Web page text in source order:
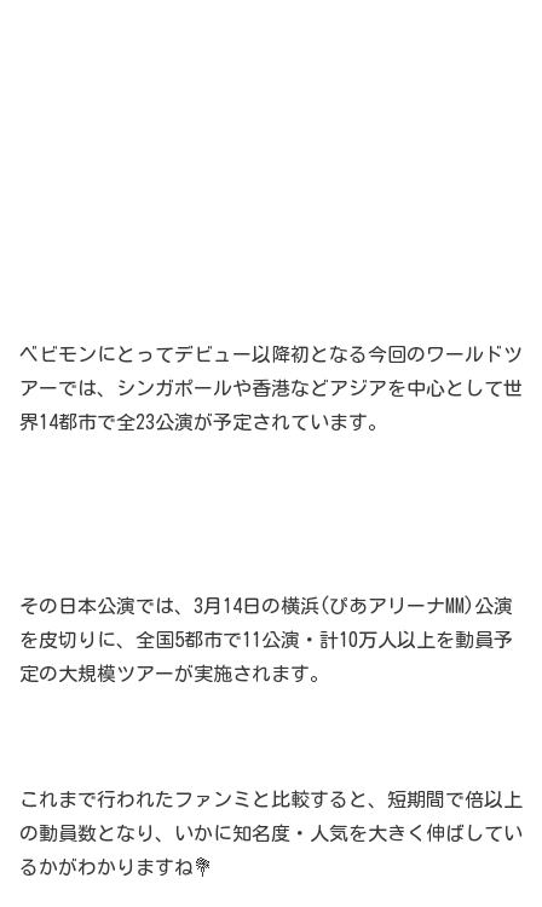
ベビモンにとってデビュー以降初となる今回のワールドツ
アーでは、シンガポールや香港などアジアを中心として世
界14都市で全23公演が予定されています。
その日本公演では、3月14日の横浜(ぴあアリーナMM)公演
を皮切りに、全国5都市で11公演・計10万人以上を動員予
定の大規模ツアーが実施されます。
これまで行われたファンミと比較すると、短期間で倍以上
の動員数となり、いかに知名度・人気を大きく伸ばしてい
るかがわかりますね💐